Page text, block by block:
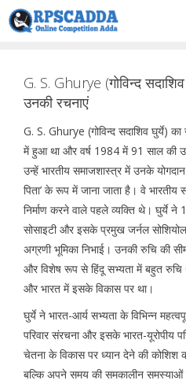
Skip
to
G. S. Ghurye (गोविन्द
उनकी रचनाएं
G. S. Ghurye (गोविन्द सदाशिव घुर्ये)
में हुआ था और वर्ष 1984 में 91 साल की
उन्हें भारतीय समाजशास्त्र में उनके
पिता’ के रूप में जाना जाता है। वे भारतीय
निर्माण करने वाले पहले व्यक्ति थे। घुर्ये
सोसाइटी और इसके प्रमुख जर्नल
अग्रणी भूमिका निभाई। उनकी रुचि की
और विशेष रूप से हिंदू सभ्यता में बहुत रुचि
और भारत में इसके विकास पर था।
घुर्ये ने भारत-आर्य सभ्यता के विभिन्न
परिवार संरचना और इसके भारत-यूरोपीय
चेतना के विकास पर ध्यान देने की
बल्कि अपने समय की समकालीन समस्याओं